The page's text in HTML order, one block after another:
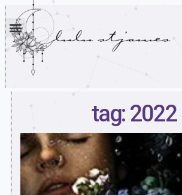
tag: 2022